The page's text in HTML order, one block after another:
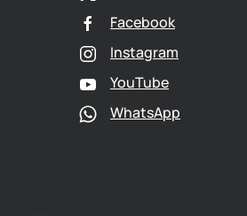
Facebook
Instagram
YouTube
WhatsApp